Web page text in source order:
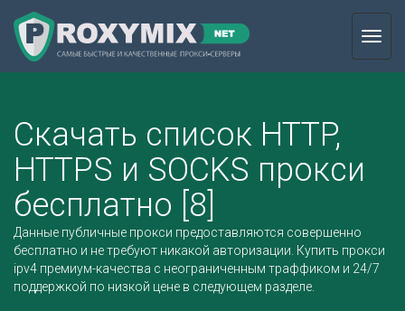
Скачать список HTTP,
HTTPS и SOCKS прокси
бесплатно [8]
Данные публичные прокси предоставляются совершенно
бесплатно и не требуют никакой авторизации. Купить прокси
ipv4 премиум-качества с неограниченным траффиком и 24/7
поддержкой по низкой цене в следующем разделе.